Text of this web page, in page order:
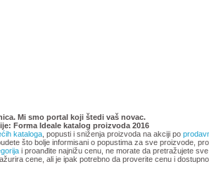
avgust 2018
Mi smo portal koji štedi vaš novac.
Forma Ideale katalog proizvoda 2016
kataloga , popusti i sniženja proizvoda na akciji po
što bolje informisani o popustima za sve proizvode,
i proanđite najnižu cenu, ne morate da pretražujete
cene, ali je ipak potrebno da proverite cenu i